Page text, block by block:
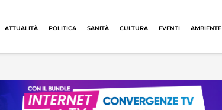
ATTUALITÀ POLITICA SANITÀ CULTURA EVENTI AMBIENTE